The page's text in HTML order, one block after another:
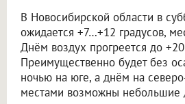
В Новосибирской области в
ожидается +7…+12 градусов,
Днём воздух прогреется до
Преимущественно будет без
ночью на юге, а днём на
местами возможны небольшие